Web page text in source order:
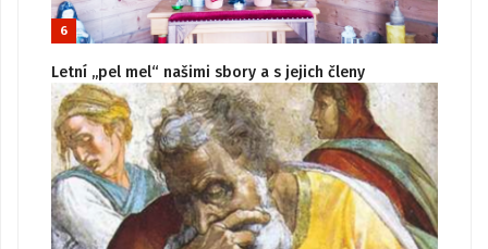
6
Letní „pel mel“ našimi sbory a s jejich členy